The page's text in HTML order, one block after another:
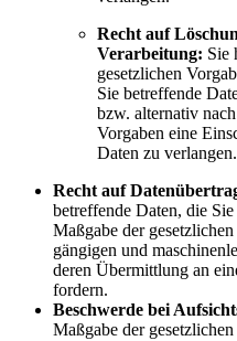
Recht auf
Verarbeitung: Sie
gesetzlichen
Sie betreffende
bzw. alternativ
Vorgaben eine
Daten zu verlangen.
Recht auf
betreffende Daten, die
Maßgabe der
gängigen und
deren Übermittlung an
fordern.
Beschwerde bei
Maßgabe der